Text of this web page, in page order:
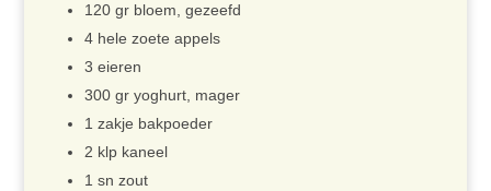
120 gr bloem, gezeefd
4 hele zoete appels
3 eieren
300 gr yoghurt, mager
1 zakje bakpoeder
2 klp kaneel
1 sn zout